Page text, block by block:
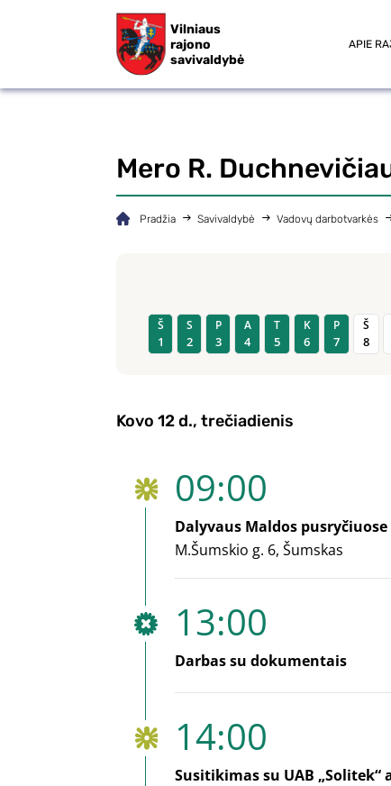
Vilniaus
rajono
savivaldybė
APIE
Mero R.
Pradžia Savivaldybė Vadovų darbotvarkės
Š
1
S
2
P
3
A
4
T
5
K
6
P
7
Š
8
Kovo 12 d., trečiadienis
09:00
Dalyvaus Maldos
M.Šumskio g. 6, Šumskas
13:00
Darbas su dokumentais
14:00
Susitikimas su UAB „Solitek“